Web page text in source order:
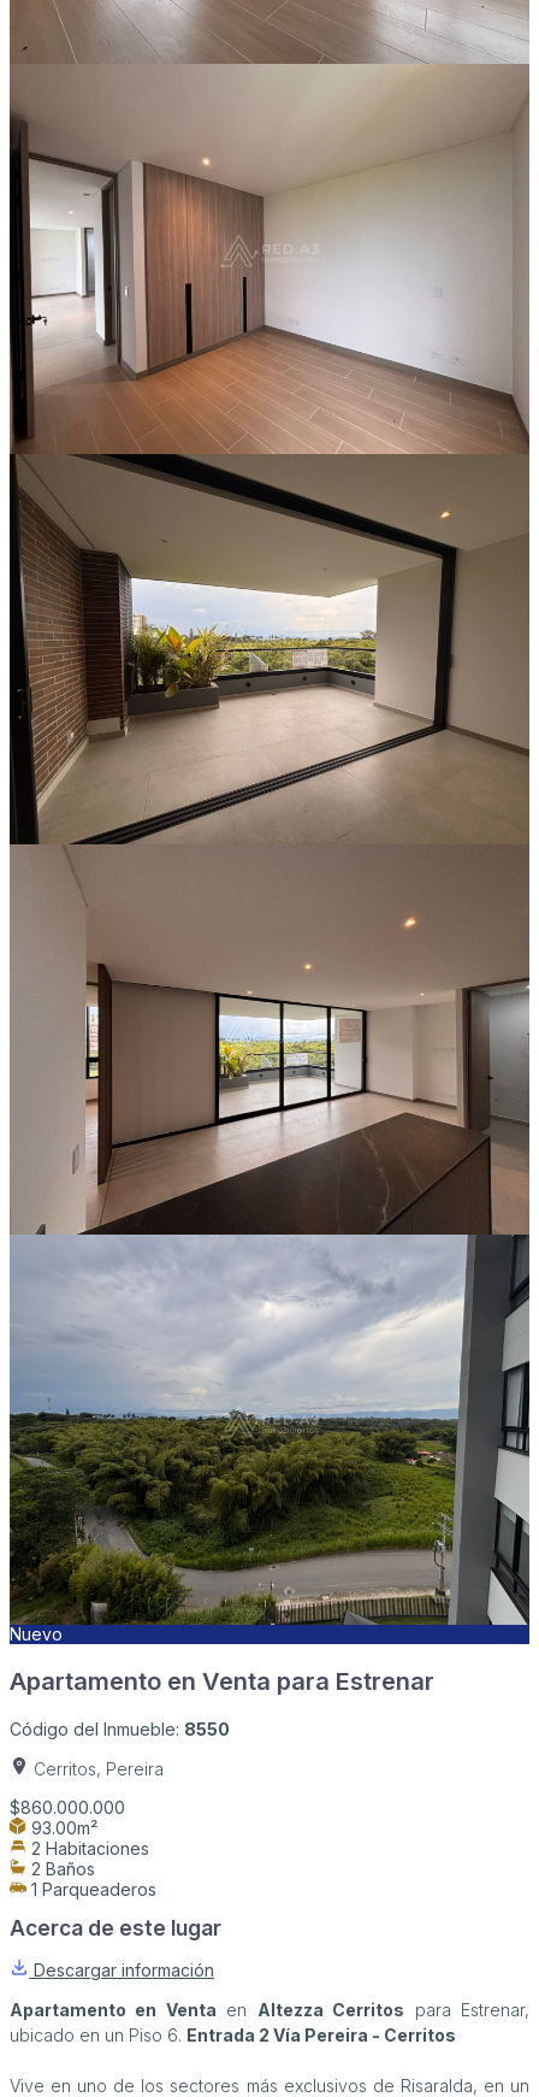
Nuevo
Apartamento en Venta para Estrenar
Código del Inmueble: 8550
Cerritos, Pereira
$860.000.000
93.00m²
2 Habitaciones
2 Baños
1 Parqueaderos
Acerca de este lugar
Descargar información
Apartamento en Venta en Altezza Cerritos para Estrenar,
ubicado en un Piso 6. Entrada 2 Vía Pereira - Cerritos
Vive en uno de los sectores más exclusivos de Risaralda, en un